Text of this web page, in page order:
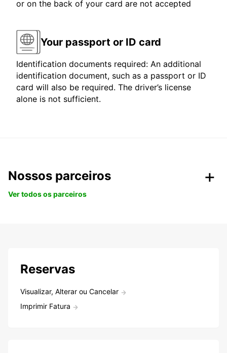
or on the back of your card are not accepted
Your passport or ID card
Identification documents required: An additional
identification document, such as a passport or ID
card will also be required. The driver’s license
alone is not sufficient.
Nossos parceiros
Ver todos os parceiros
Reservas
Visualizar, Alterar ou Cancelar
Imprimir Fatura